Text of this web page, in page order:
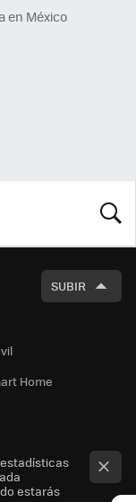
en México
SUBIR
Home
estarás